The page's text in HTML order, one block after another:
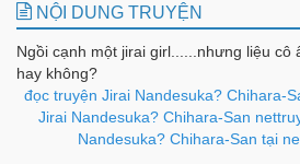
NỘI DUNG TRUYỆN
Ngồi cạnh một jirai girl......nhưng liệu cô
hay không?
đọc truyện Jirai Nandesuka? Chihara-
Jirai Nandesuka? Chihara-San
Nandesuka? Chihara-San tại